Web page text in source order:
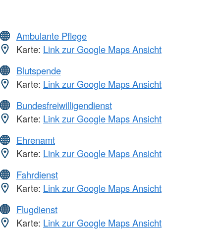
Ambulante Pflege
Karte: Link zur Google Maps Ansicht
Blutspende
Karte: Link zur Google Maps Ansicht
Bundesfreiwilligendienst
Karte: Link zur Google Maps Ansicht
Ehrenamt
Karte: Link zur Google Maps Ansicht
Fahrdienst
Karte: Link zur Google Maps Ansicht
Flugdienst
Karte: Link zur Google Maps Ansicht